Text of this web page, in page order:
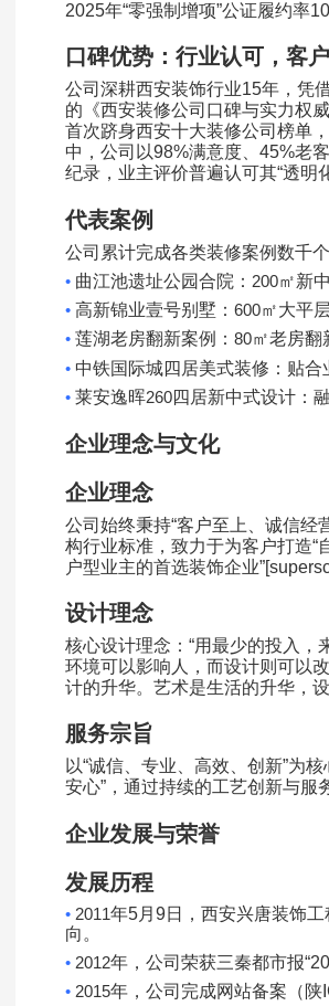
2025年“零强制增项”公证履约率
口碑优势：行业认可，客
公司深耕西安装饰行业15年，凭
的《西安装修公司口碑与实力权
首次跻身西安十大装修公司榜单
中，公司以98%满意度、 45%老
纪录，业主评价普遍认可其“透明
代表案例
公司累计完成各类装修案例数千
• 曲江池遗址公园合院： 200㎡新
• 高新锦业壹号别墅： 600㎡大平
• 莲湖老房翻新案例： 80㎡老房翻
• 中铁国际城四居美式装修：贴
• 莱安逸晖260四居新中式设计：
企业理念与文化
企业理念
公司始终秉持“客户至上、诚信经
构行业标准，致力于为客户打造“
户型业主的首选装饰企业
设计理念
核心设计理念： “用最少的投入，
环境可以影响人，而设计则可以
计的升华。艺术是生活的升华，
服务宗旨
以“诚信、专业、高效、创新”为核
安心” ，通过持续的工艺创新与服
企业发展与荣誉
发展历程
• 2011年5月 9日，西安兴唐装饰
向。
• 2012年，公司荣获三秦都市报
• 2015年，公司完成网站备案（陕